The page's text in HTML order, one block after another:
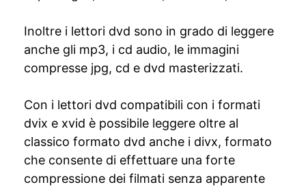
Inoltre i lettori dvd sono in grado di leggere
anche gli mp3, i cd audio, le immagini
compresse jpg, cd e dvd masterizzati.
Con i lettori dvd compatibili con i formati
dvix e xvid è possibile leggere oltre al
classico formato dvd anche i divx, formato
che consente di effettuare una forte
compressione dei filmati senza apparente